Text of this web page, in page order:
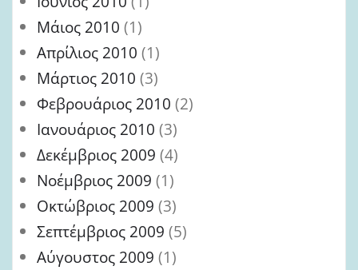
Μάιος 2010 (1)
Απρίλιος 2010 (1)
Μάρτιος 2010 (3)
Φεβρουάριος 2010 (2)
Ιανουάριος 2010 (3)
Δεκέμβριος 2009 (4)
Νοέμβριος 2009 (1)
Οκτώβριος 2009 (3)
Σεπτέμβριος 2009 (5)
Αύγουστος 2009 (1)